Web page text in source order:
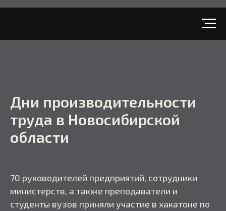
Дни производительности
труда в Новосибирской
области
70 руководителей предприятий, сотрудники
министерств, а также преподаватели и
студенты вузов приняли участие в хакатоне по